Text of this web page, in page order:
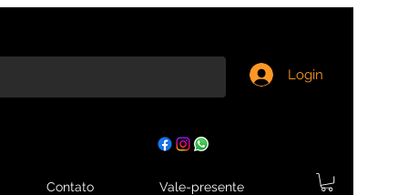
Login
Contato Vale-presente